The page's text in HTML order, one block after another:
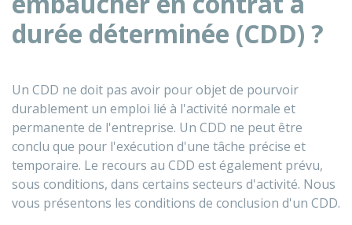
durée déterminée (CDD) ?
Un CDD ne doit pas avoir pour objet de pourvoir
durablement un emploi lié à l'activité normale et
permanente de l'entreprise. Un CDD ne peut être
conclu que pour l'exécution d'une tâche précise et
temporaire. Le recours au CDD est également prévu,
sous conditions, dans certains secteurs d'activité. Nous
vous présentons les conditions de conclusion d'un CDD.